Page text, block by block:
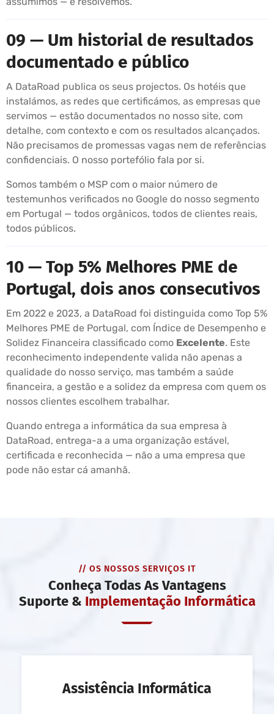
09 — Um historial de resultados
documentado e público
A DataRoad publica os seus projectos. Os hotéis que
instalámos, as redes que certificámos, as empresas que
servimos — estão documentados no nosso site, com
detalhe, com contexto e com os resultados alcançados.
Não precisamos de promessas vagas nem de referências
confidenciais. O nosso portefólio fala por si.
Somos também o MSP com o maior número de
testemunhos verificados no Google do nosso segmento
em Portugal — todos orgânicos, todos de clientes reais,
todos públicos.
10 — Top 5% Melhores PME de
Portugal, dois anos consecutivos
Em 2022 e 2023, a DataRoad foi distinguida como Top 5%
Melhores PME de Portugal, com Índice de Desempenho e
Solidez Financeira classificado como Excelente. Este
reconhecimento independente valida não apenas a
qualidade do nosso serviço, mas também a saúde
financeira, a gestão e a solidez da empresa com quem os
nossos clientes escolhem trabalhar.
Quando entrega a informática da sua empresa à
DataRoad, entrega-a a uma organização estável,
certificada e reconhecida — não a uma empresa que
pode não estar cá amanhã.
// OS NOSSOS SERVIÇOS IT
Conheça Todas As Vantagens
Suporte & Implementação Informática
Assistência Informática